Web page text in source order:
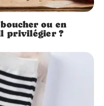
ou en
privilégier ?